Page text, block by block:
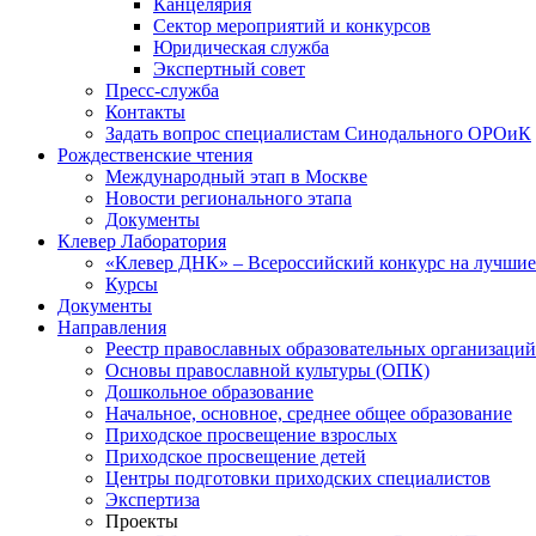
Канцелярия
Сектор мероприятий и конкурсов
Юридическая служба
Экспертный совет
Пресс-служба
Контакты
Задать вопрос специалистам Синодального ОРОиК
Рождественские чтения
Международный этап в Москве
Новости регионального этапа
Документы
Клевер Лаборатория
«Клевер ДНК» – Всероссийский конкурс на лучшие
Курсы
Документы
Направления
Реестр православных образовательных организаций
Основы православной культуры (ОПК)
Дошкольное образование
Начальное, основное, среднее общее образование
Приходское просвещение взрослых
Приходское просвещение детей
Центры подготовки приходских специалистов
Экспертиза
Проекты